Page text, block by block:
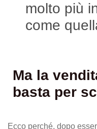
molto più
come
Ma la
basta per
Ecco perché, dopo